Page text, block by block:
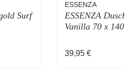
Surf
ESSENZA
ESSENZA
Vanilla 70 x
Regulärer Preis:
39,95 €